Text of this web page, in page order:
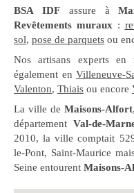
BSA IDFassure à
Revêtements muraux:
sol, pose de parquets ou
Nos artisans experts en
également en Villeneuve-
Valenton, Thiais ou encore
La ville de Maisons-Alfort
département Val-de-
2010, la ville comptait
le-Pont, Saint-Maurice
Seine entourent Maisons-